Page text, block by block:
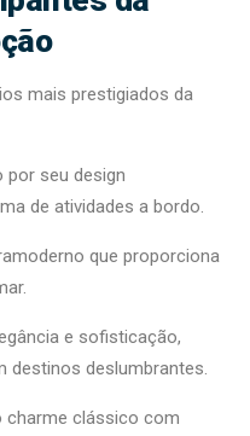
mais prestigiados da
por seu design
de atividades a bordo.
que proporciona
e sofisticação,
destinos deslumbrantes.
charme clássico com